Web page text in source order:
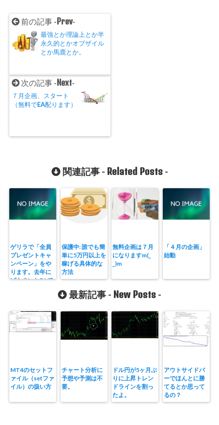
)
前の記事 - Prev-
最強とか理論上とか半
永久的とかオプザイル
とか馬鹿とか。
次の記事 - Next-
７月企画、スタート
（無料でEA配ります）
関連記事 - Related Posts-
ゲリラで「全員
プレゼントキャ
ンペーン」をや
ります。去年に
ばらまいたEAで
保護中: 誰でも簡
単に5万円以上を
稼げる具体的な
方法
無料企画は７月
になりますm(_
_)m
「４月の企画」
始動
最新記事 - New Posts -
MT4のセットフ
ァイル（setファ
イル）の扱い方
チャート分析に
予想や予測は不
要。
ドル円が5ヶ月ぶ
りに上昇トレン
ドラインを割っ
たよ。
アウトサイドバ
ーでほんとに勝
てるとか思って
るの？